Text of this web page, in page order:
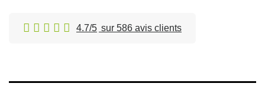
4.7/5 sur 586 avis clients